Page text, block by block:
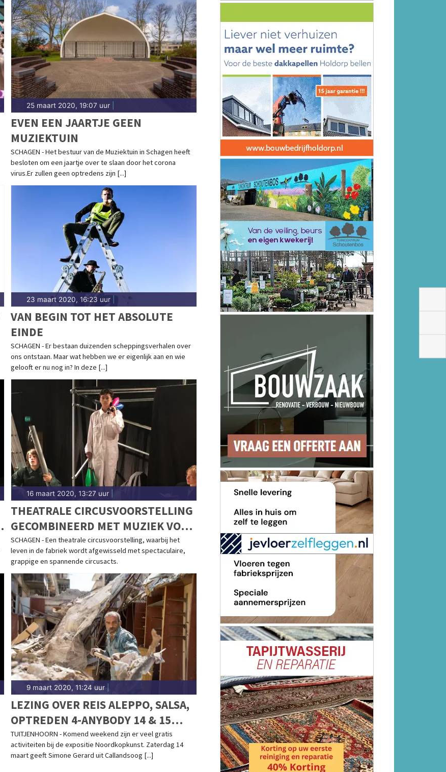
25 maart 2020, 19:07 uur|
EVEN EEN JAARTJE GEEN
MUZIEKTUIN
SCHAGEN - Het bestuur van de Muziektuin in Schagen heeft
besloten om een jaartje over te slaan door het corona
virus.Er zullen geen optredens zijn [...]
23 maart 2020, 16:23 uur|
VAN BEGIN TOT HET ABSOLUTE
EINDE
SCHAGEN - Er bestaan duizenden scheppingsverhalen over
ons ontstaan. Maar wat hebben we er eigenlijk aan en wie
gelooft er nu nog in? In deze [...]
16 maart 2020, 13:27 uur|
THEATRALE CIRCUSVOORSTELLING
GECOMBINEERD MET MUZIEK VOOR
JONG EN OUD! IN HET SCAGON
THEATER
SCHAGEN - Een theatrale circusvoorstelling, waarbij het
leven in de fabriek wordt afgewisseld met spectaculaire,
grappige en spannende circusacts.
9 maart 2020, 11:24 uur|
LEZING OVER REIS ALEPPO, SALSA,
OPTREDEN 4-ANYBODY 14 & 15
MAART BIJ NOORDKOPKUNST
TUITJENHOORN - Komend weekend zijn er veel gratis
activiteiten bij de expositie Noordkopkunst. Zaterdag 14
maart geeft Simone Gerard uit Callandsoog [...]